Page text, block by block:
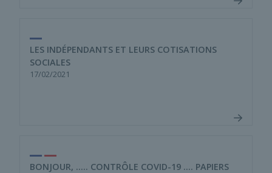
LES INDÉPENDANTS ET LEURS COTISATIONS
SOCIALES
17/02/2021
BONJOUR, ….. CONTRÔLE COVID-19 …. PAPIERS